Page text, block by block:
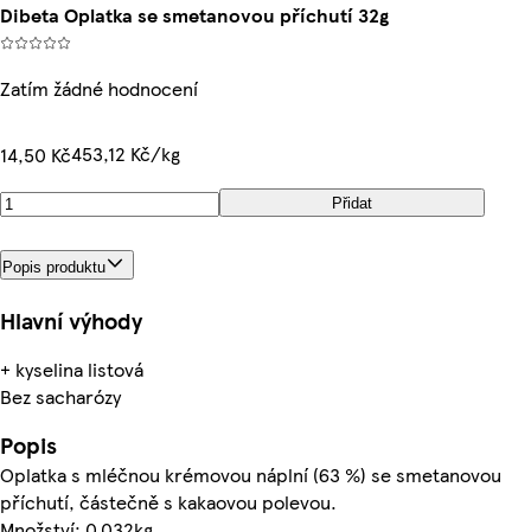
Dibeta Oplatka se smetanovou příchutí 32g
Zatím žádné hodnocení
14,50 Kč453,12 Kč/kg
Přidat
Popis produktu
Hlavní výhody
+ kyselina listová
Bez sacharózy
Popis
Oplatka s mléčnou krémovou náplní (63 %) se smetanovou
příchutí, částečně s kakaovou polevou.